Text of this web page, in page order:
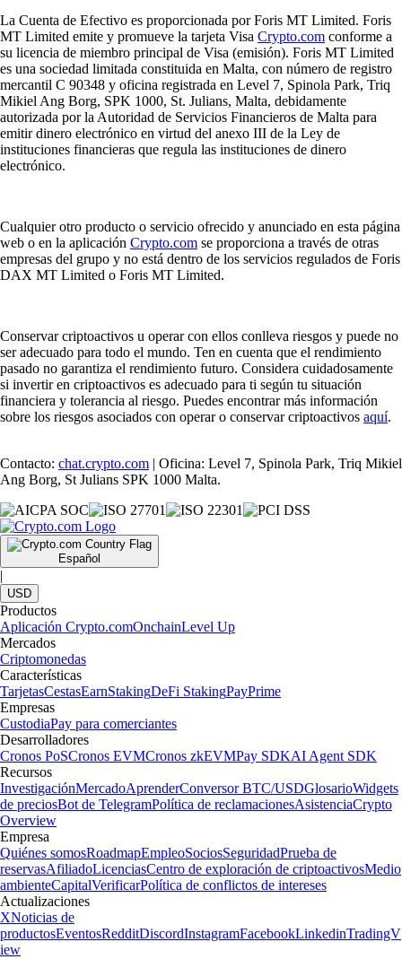
La Cuenta de Efectivo es proporcionada por Foris MT Limited. Foris
MT Limited emite y promueve la tarjeta Visa Crypto.com conforme a
su licencia de miembro principal de Visa (emisión). Foris MT Limited
es una sociedad limitada constituida en Malta, con número de registro
mercantil C 90348 y oficina registrada en Level 7, Spinola Park, Triq
Mikiel Ang Borg, SPK 1000, St. Julians, Malta, debidamente
autorizada por la Autoridad de Servicios Financieros de Malta para
emitir dinero electrónico en virtud del anexo III de la Ley de
instituciones financieras que regula las instituciones de dinero
electrónico.
Cualquier otro producto o servicio ofrecido y anunciado en esta página
web o en la aplicación Crypto.com se proporciona a través de otras
empresas del grupo y no está dentro de los servicios regulados de Foris
DAX MT Limited o Foris MT Limited.
Conservar criptoactivos u operar con ellos conlleva riesgos y puede no
ser adecuado para todo el mundo. Ten en cuenta que el rendimiento
pasado no garantiza el rendimiento futuro. Considera cuidadosamente
si invertir en criptoactivos es adecuado para ti según tu situación
financiera y tolerancia al riesgo. Puedes encontrar más información
sobre los riesgos asociados con operar o conservar criptoactivos aquí.
Contacto: chat.crypto.com | Oficina: Level 7, Spinola Park, Triq Mikiel
Ang Borg, St Julians SPK 1000 Malta.
Español
|
USD
Productos
Aplicación Crypto.comOnchainLevel Up
Mercados
Criptomonedas
Características
TarjetasCestasEarnStakingDeFi StakingPayPrime
Empresas
CustodiaPay para comerciantes
Desarrolladores
Cronos PoSCronos EVMCronos zkEVMPay SDKAI Agent SDK
Recursos
InvestigaciónMercadoAprenderConversor BTC/USDGlosarioWidgets
de preciosBot de TelegramPolítica de reclamacionesAsistenciaCrypto
Overview
Empresa
Quiénes somosRoadmapEmpleoSociosSeguridadPrueba de
reservasAfiliadoLicenciasCentro de exploración de criptoactivosMedio
ambienteCapitalVerificarPolítica de conflictos de intereses
Actualizaciones
XNoticias de
productosEventosRedditDiscordInstagramFacebookLinkedinTradingV
iew